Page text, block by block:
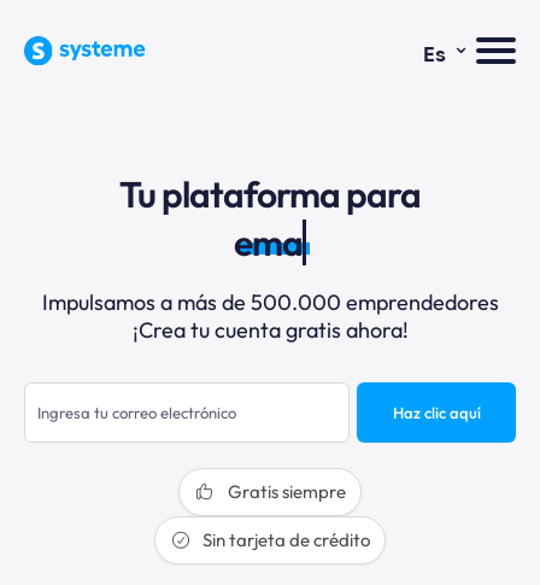
Es ⌄
Tu plataforma para
email
Impulsamos a más de 500.000 emprendedores
¡Crea tu cuenta gratis ahora!
Haz clic aquí
Gratis siempre
Sin tarjeta de crédito